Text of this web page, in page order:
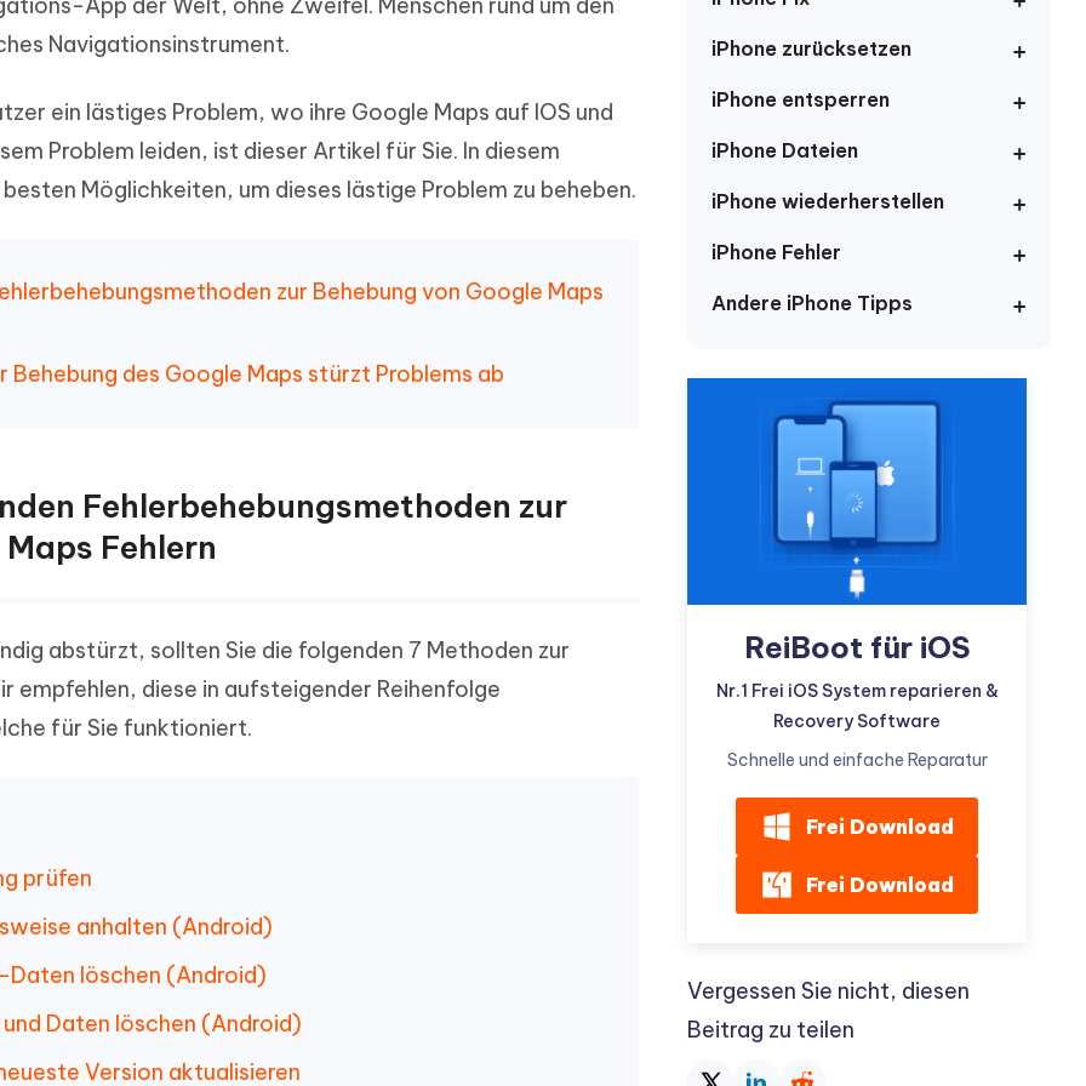
Mac Daten
Android Fake GPS APP iCareFone Transfer APP
Android/iPhone
Mehr Nützliche Tipps
Präsentationen in
KI Bypass
in menschenähnliche Inhalte
Kostenloses KI Tool zur Fotobearbeitung
Jetzt Ansehen
Navigationsinstrument.
ein lästiges Problem, wo ihre Google Maps auf IOS und
Problem leiden, ist dieser Artikel für Sie. In diesem
Möglichkeiten, um dieses lästige Problem zu beheben.
zur Behebung von Google Maps
Behebung des Google Maps stürzt Problems ab
Fehlerbehebungsmethoden zur
Fehlern
abstürzt, sollten Sie die folgenden 7 Methoden zur
empfehlen, diese in aufsteigender Reihenfolge
für Sie funktioniert.
prüfen
anhalten (Android)
Daten löschen (Android)
Daten löschen (Android)
Version aktualisieren
iPhone zurücksetzen
iPhone entsperren
iPhone Dateien
iPhone wiederherstellen
iPhone Fehler
Andere iPhone Tipps
ReiBoot für iOS
Nr.1 Frei iOS System reparieren &
Recovery Software
Schnelle und einfache Reparatur
Frei Download
Frei Download
Vergessen Sie nicht, diesen
Beitrag zu teilen